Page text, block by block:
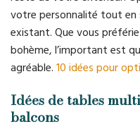
votre personnalité tout en
existant. Que vous
bohème, l’important est
agréable. 10 idées pour
Idées de tables
balcons